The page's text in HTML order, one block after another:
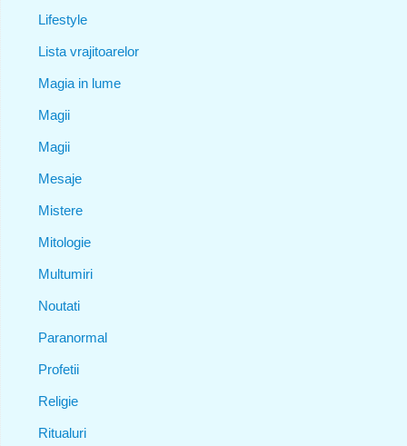
Lifestyle
Lista vrajitoarelor
Magia in lume
Magii
Magii
Mesaje
Mistere
Mitologie
Multumiri
Noutati
Paranormal
Profetii
Religie
Ritualuri